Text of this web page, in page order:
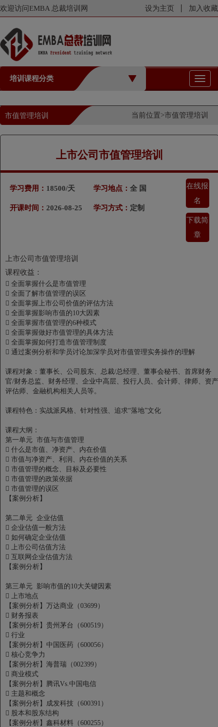
欢迎访问EMBA 总裁培训网 设为主页 加入收藏
培训课程分类
切
换
航
市值管理培训 当前位置>市值管理培训
上市公司市值管理培训
学习费用： 18500/天
开课时间： 2026-08-25
学习地点： 全 国
学习方式： 定制
在线报
名
下载简
章
上市公司市值管理培训
课程收益：
 全面掌握什么是市值管理
 全面了解市值管理的误区
 全面掌握上市公司价值的评估方法
 全面掌握影响市值的10大因素
 全面掌握市值管理的6种模式
 全面掌握做好市值管理的具体方法
 全面掌握如何打造市值管理制度
 通过案例分析和学员讨论加深学员对市值管理实务操作的理解
课程对象：董事长、公司股东、总裁/总经理、董事会秘书、首席财务
官/财务总监、财务经理、企业中高层、投行人员、会计师、律师、资产
评估师、金融机构相关人员等。
课程特色：实战派风格、针对性强、追求“落地”文化
课程大纲：
第一单元 市值与市值管理
 什么是市值、净资产、内在价值
 市值与净资产、利润、内在价值的关系
 市值管理的概念、目标及必要性
 市值管理的政策依据
 市值管理的误区
【案例分析】
第二单元 企业估值
 企业估值一般方法
 如何确定企业估值
 上市公司估值方法
 互联网企业估值方法
【案例分析】
第三单元 影响市值的10大关键因素
 上市地点
【案例分析】万达商业（03699）
 财务报表
【案例分析】贵州茅台（600519）
 行业
【案例分析】中国医药（600056）
 核心竞争力
【案例分析】海普瑞（002399）
 商业模式
【案例分析】腾讯Vs.中国电信
 主题和概念
【案例分析】成发科技（600391）
 股本和股东结构
【案例分析】鑫科材料（600255）